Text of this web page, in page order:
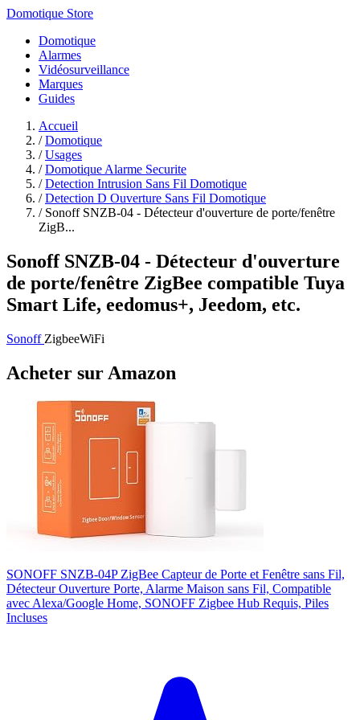
Domotique Store
Domotique
Alarmes
Vidéosurveillance
Marques
Guides
Accueil
/ Domotique
/ Usages
/ Domotique Alarme Securite
/ Detection Intrusion Sans Fil Domotique
/ Detection D Ouverture Sans Fil Domotique
/ Sonoff SNZB-04 - Détecteur d'ouverture de porte/fenêtre
ZigB...
Sonoff SNZB-04 - Détecteur d'ouverture
de porte/fenêtre ZigBee compatible Tuya
Smart Life, eedomus+, Jeedom, etc.
Sonoff ZigbeeWiFi
Acheter sur Amazon
SONOFF SNZB-04P ZigBee Capteur de Porte et Fenêtre sans Fil,
Détecteur Ouverture Porte, Alarme Maison sans Fil, Compatible
avec Alexa/Google Home, SONOFF Zigbee Hub Requis, Piles
Incluses